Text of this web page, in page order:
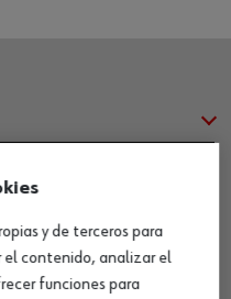
y de terceros para
contenido, analizar el
funciones para